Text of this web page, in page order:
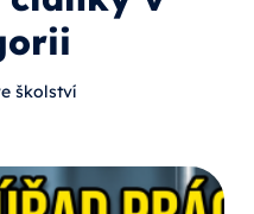
školství